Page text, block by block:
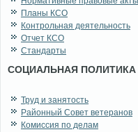
Планы КСО
Контрольная деятельность
Отчет КСО
Стандарты
СОЦИАЛЬНАЯ ПОЛИТИКА
Труд и занятость
Районный Совет ветеранов
Комиссия по делам